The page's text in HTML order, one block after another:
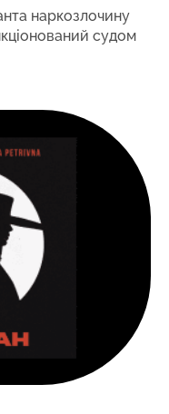
наркозлочину
судом